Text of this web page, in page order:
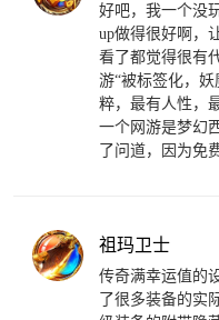
好吧，我一个没
up做得很好啊，
看了都觉得很有
游“被标签化，
粹，最有人性，
一个网游是梦幻
了问道，因为免
祖玛卫士
传奇满幸运值的
了很多装备的实